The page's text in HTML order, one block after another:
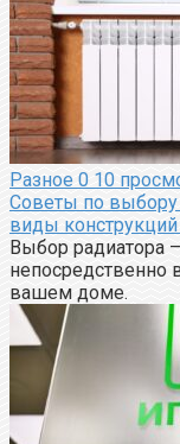
Разное 0 10
Советы по выбору
виды
Выбор радиатора
непосредственно
вашем доме.